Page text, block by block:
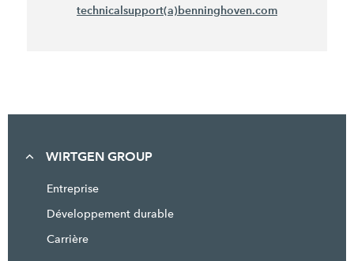
technicalsupport(a)benninghoven.com
WIRTGEN GROUP
Entreprise
Développement durable
Carrière